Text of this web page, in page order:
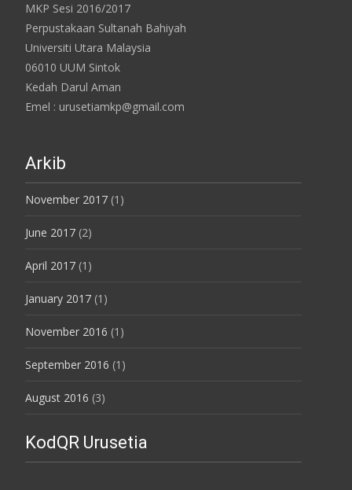
MKP Sesi 2016/2017
Perpustakaan Sultanah Bahiyah
Universiti Utara Malaysia
06010 UUM Sintok
Kedah Darul Aman
Emel : urusetiamkp@gmail.com
Arkib
November 2017 (1)
June 2017 (2)
April 2017 (1)
January 2017 (1)
November 2016 (1)
September 2016 (1)
August 2016 (3)
KodQR Urusetia